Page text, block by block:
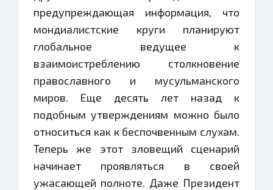
предупреждающая информация, что
мондиалистские круги планируют
глобальное ведущее к
взаимоистреблению столкновение
православного и мусульманского
миров. Еще десять лет назад к
подобным утверждениям можно было
относиться как к беспочвенным слухам.
Теперь же этот зловещий сценарий
начинает проявляться в своей
ужасающей полноте. Даже Президент